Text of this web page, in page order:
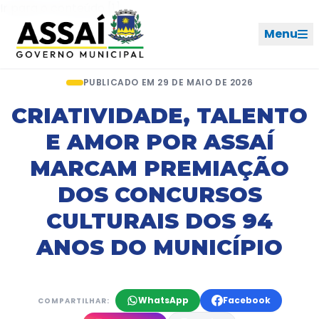
Ir para o conteúdo [1]
Menu
PERFIL DE NAVEGAÇÃO
Geral
Cidade
Ouvidoria
Início Notícias Artigo
PUBLICADO EM 29 DE MAIO DE 2026
CRIATIVIDADE, TALENTO
E AMOR POR ASSAÍ
MARCAM PREMIAÇÃO
DOS CONCURSOS
CULTURAIS DOS 94
ANOS DO MUNICÍPIO
COMPARTILHAR: WhatsApp
Facebook